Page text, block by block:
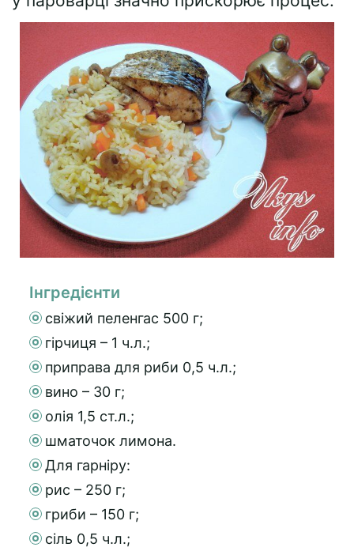
Інгредієнти
свіжий пеленгас 500 г;
гірчиця – 1 ч.л.;
приправа для риби 0,5 ч.л.;
вино – 30 г;
олія 1,5 ст.л.;
шматочок лимона.
Для гарніру:
рис – 250 г;
гриби – 150 г;
сіль 0,5 ч.л.;